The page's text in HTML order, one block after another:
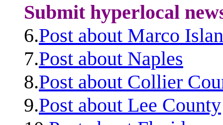
Submit hyperlocal
6.Post about Marco
7.Post about Naples
8.Post about Collier
9.Post about Lee County